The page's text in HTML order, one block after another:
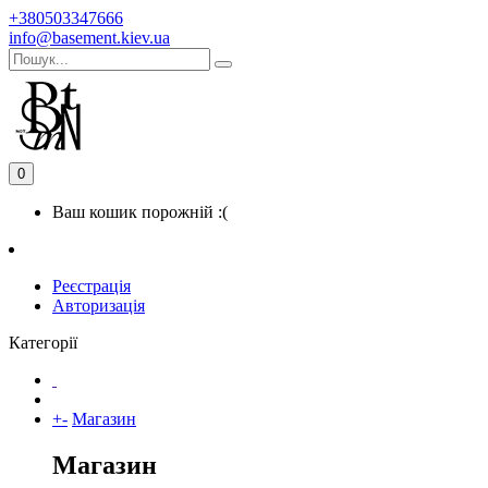
+380503347666
info@basement.kiev.ua
0
Ваш кошик порожній :(
Реєстрація
Авторизація
Категорії
+- Магазин
Магазин